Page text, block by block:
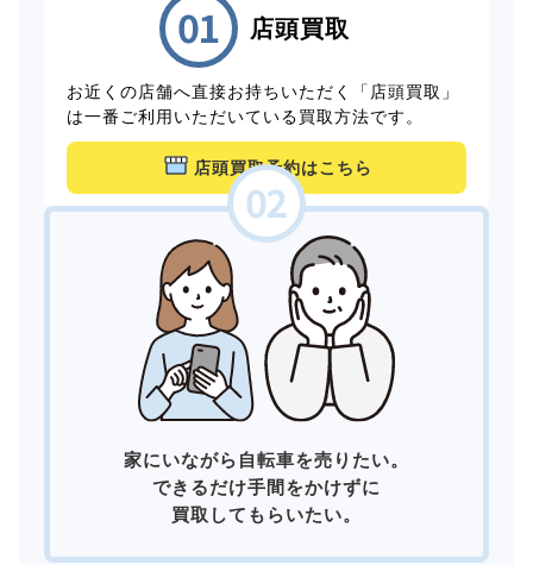
店頭買取
お近くの店舗へ直接お持ちいただく「店頭買取」
は一番ご利用いただいている買取方法です。
店頭買取予約はこちら
家にいながら自転車を売りたい。
できるだけ手間をかけずに
買取してもらいたい。